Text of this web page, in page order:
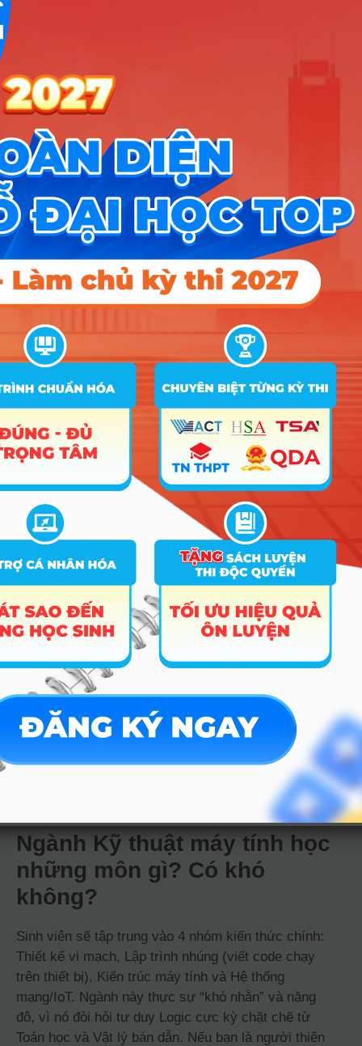
D23;
D24;
D25;
D27;
D28;
D29;
D30;
D32;
D33;
D34;
D35;
D39;
D84;
D86;
D87;
D88
Ghi chú: Dữ liệu điểm chuẩn là xét tuyển bằng
phương thức tốt nghiệp THPT
Hiểu đúng về ngành Kỹ thuật
máy tính
Kỹ thuật máy tính là sự kết hợp giữa phần cứng
(các linh kiện, vi mạch) và phần mềm để tạo ra các
thiết bị thông minh chạy quanh chúng ta. Thay vì chỉ
ngồi gõ code trên máy tính như dân Công nghệ
thông tin, bạn sẽ trực tiếp nhào nặn ra “bộ não” cho
robot, điện thoại, hay hệ thống điều khiển ô tô điện.
Thực chất, ngành này là học cách làm cho máy móc
“hiểu” và thực hiện đúng ý đồ của con người thông
qua việc thiết kế mạch điện tử và lập trình điều
Ngành Kỹ thuật máy tính học
những môn gì? Có khó
không?
Sinh viên sẽ tập trung vào 4 nhóm kiến thức chính:
Thiết kế vi mạch, Lập trình nhúng (viết code chạy
trên thiết bị), Kiến trúc máy tính và Hệ thống
mạng/IoT. Ngành này thực sự “khó nhằn” và nặng
đô, vì nó đòi hỏi tư duy Logic cực kỳ chặt chẽ từ
Toán học và Vật lý bán dẫn. Nếu bạn là người thiên